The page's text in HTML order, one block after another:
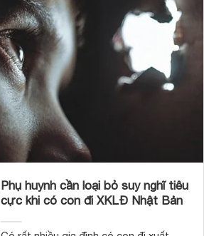
Phụ huynh cần loại bỏ suy nghĩ tiêu
cực khi có con đi XKLĐ Nhật Bản